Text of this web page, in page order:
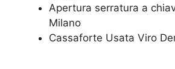
​Apertura serratura​ ​a
Milano
​Cassaforte Usata Viro